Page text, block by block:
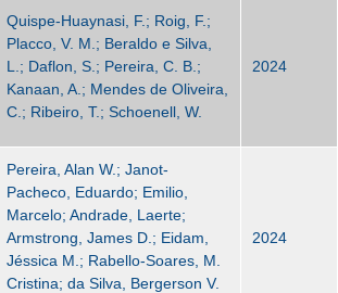
Quispe-Huaynasi, F.; Roig, F.;
Placco, V. M.; Beraldo e Silva,
L.; Daflon, S.; Pereira, C. B.;
Kanaan, A.; Mendes de Oliveira,
C.; Ribeiro, T.; Schoenell, W.
2024
Pereira, Alan W.; Janot-
Pacheco, Eduardo; Emilio,
Marcelo; Andrade, Laerte;
Armstrong, James D.; Eidam,
Jéssica M.; Rabello-Soares, M.
Cristina; da Silva, Bergerson V.
2024